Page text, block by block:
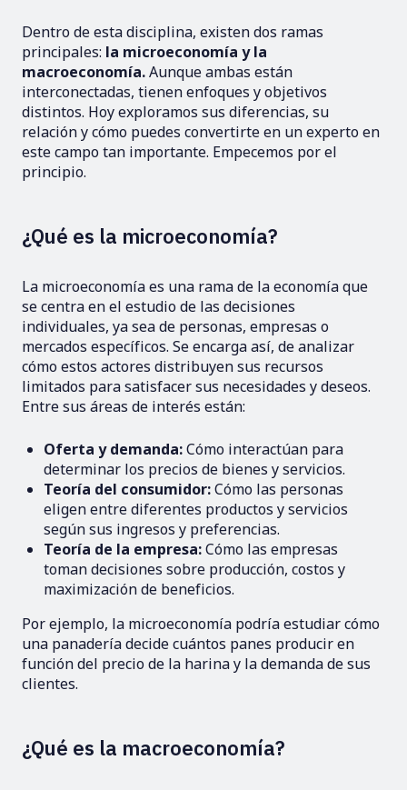
Dentro de esta disciplina, existen dos ramas
principales: la microeconomía y la
macroeconomía.Aunque ambas están
interconectadas, tienen enfoques y objetivos
distintos. Hoy exploramos sus diferencias, su
relación y cómo puedes convertirte en un experto en
este campo tan importante. Empecemos por el
principio.
¿Qué es la microeconomía?
La microeconomía es una rama de la economía que
se centra en el estudio de las decisiones
individuales, ya sea de personas, empresas o
mercados específicos. Se encarga así, de analizar
cómo estos actores distribuyen sus recursos
limitados para satisfacer sus necesidades y deseos.
Entre sus áreas de interés están:
Oferta y demanda:Cómo interactúan para
determinar los precios de bienes y servicios.
Teoría del consumidor:Cómo las personas
eligen entre diferentes productos y servicios
según sus ingresos y preferencias.
Teoría de la empresa:Cómo las empresas
toman decisiones sobre producción, costos y
maximización de beneficios.
Por ejemplo, la microeconomía podría estudiar cómo
una panadería decide cuántos panes producir en
función del precio de la harina y la demanda de sus
clientes.
¿Qué es la macroeconomía?